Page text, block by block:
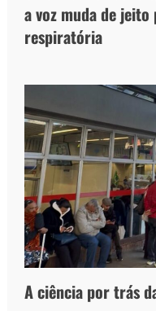
a voz muda de jeito
respiratória
A ciência por trás